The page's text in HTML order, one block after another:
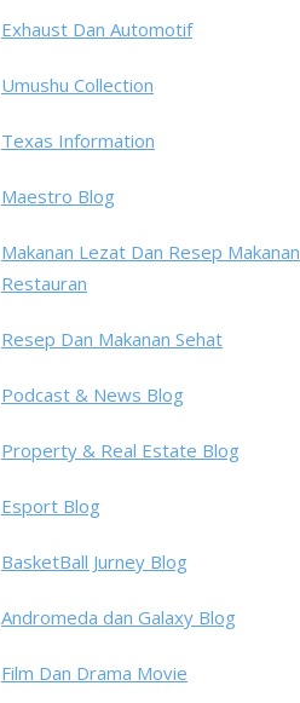
Exhaust Dan Automotif
Umushu Collection
Texas Information
Maestro Blog
Makanan Lezat Dan Resep Makanan
Restauran
Resep Dan Makanan Sehat
Podcast & News Blog
Property & Real Estate Blog
Esport Blog
BasketBall Jurney Blog
Andromeda dan Galaxy Blog
Film Dan Drama Movie